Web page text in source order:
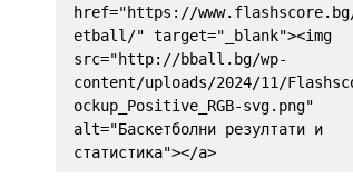
href="https://
etball/" target="_blank"><img
src="http://bball.bg/wp-
content/uploads/2024/11/
ockup_Positive_RGB-svg.png"
alt="Баскетболни резултати и
статистика"></a>